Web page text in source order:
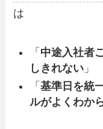
は
「 中途入社者
しきれない 」
「基準日を統
ルがよくわか